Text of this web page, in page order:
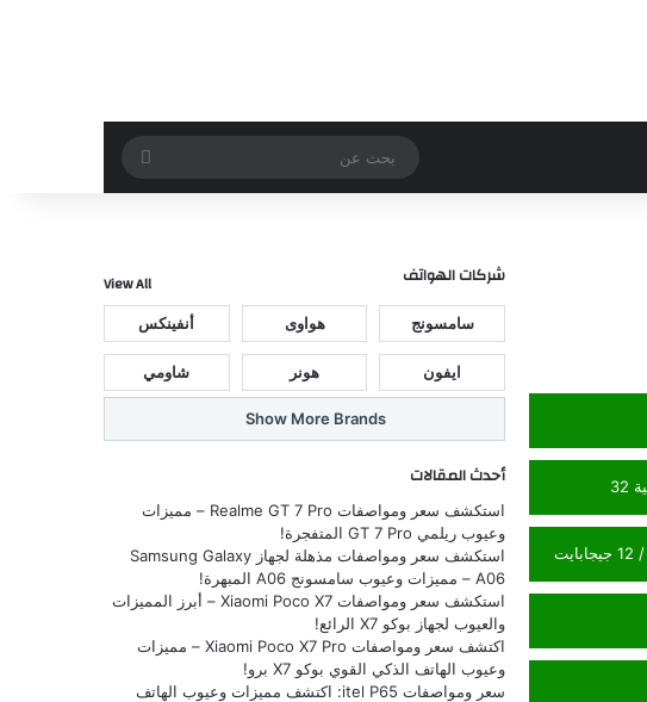
عن
خلفية 50 - 8 - 2 ميجابيكسل - أمامية 32
شركات الهواتف View All
سامسونج هواوى أنفينكس
ايفون هونر شاومي
Show More Brands
أحدث المقالات
استكشف سعر ومواصفات Realme GT 7 Pro – مميزات
وعيوب ريلمي GT 7 Pro المتفجرة!
استكشف سعر ومواصفات مذهلة لجهاز Samsung Galaxy
A06 – مميزات وعيوب سامسونج A06 المبهرة!
استكشف سعر ومواصفات Xiaomi Poco X7 – أبرز المميزات
والعيوب لجهاز بوكو X7 الرائع!
اكتشف سعر ومواصفات Xiaomi Poco X7 Pro – مميزات
وعيوب الهاتف الذكي القوي بوكو X7 برو!
سعر ومواصفات itel P65: اكتشف مميزات وعيوب الهاتف